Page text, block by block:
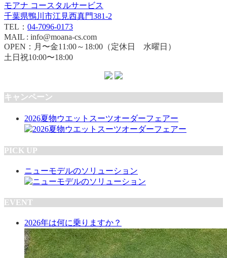
モアナ コースタルサービス
千葉県鴨川市江見西真門381-2
TEL： 04-7096-0173
MAIL : info@moana-cs.com
OPEN：月〜金11:00～18:00（定休日 水曜日）
土日祝10:00〜18:00
キャンペーン
2026夏物ウエットスーツオーダーフェアー
PICK UP
ニューモデルのソリューション
EVENT
2026年は何に乗りますか？